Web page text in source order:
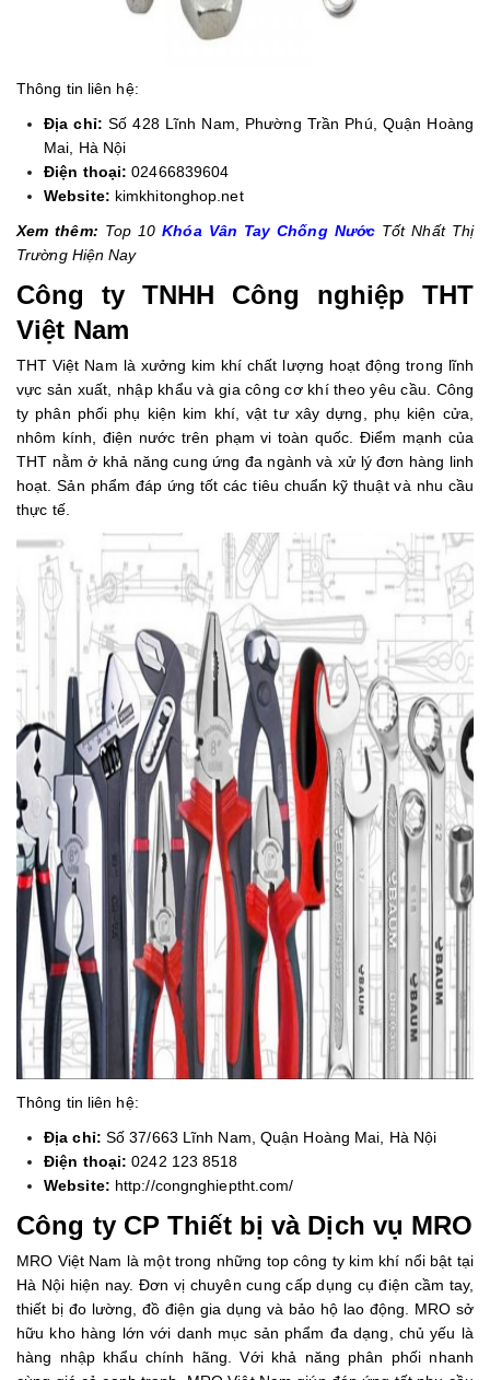
Thông tin liên hệ:
Địa chỉ: Số 428 Lĩnh Nam, Phường Trần Phú, Quận Hoàng
Mai, Hà Nội
Điện thoại: 02466839604
Website: kimkhitonghop.net
Xem thêm: Top 10Khóa Vân Tay Chống Nước Tốt Nhất Thị
Trường Hiện Nay
Công ty TNHH Công nghiệp THT
Việt Nam
THT Việt Nam là xưởng kim khí chất lượng hoạt động trong lĩnh
vực sản xuất, nhập khẩu và gia công cơ khí theo yêu cầu. Công
ty phân phối phụ kiện kim khí, vật tư xây dựng, phụ kiện cửa,
nhôm kính, điện nước trên phạm vi toàn quốc. Điểm mạnh của
THT nằm ở khả năng cung ứng đa ngành và xử lý đơn hàng linh
hoạt. Sản phẩm đáp ứng tốt các tiêu chuẩn kỹ thuật và nhu cầu
thực tế.
Thông tin liên hệ:
Địa chỉ: Số 37/663 Lĩnh Nam, Quận Hoàng Mai, Hà Nội
Điện thoại: 0242 123 8518
Website: http://congnghieptht.com/
Công ty CP Thiết bị và Dịch vụ MRO
MRO Việt Nam là một trong những top công ty kim khí nổi bật tại
Hà Nội hiện nay. Đơn vị chuyên cung cấp dụng cụ điện cầm tay,
thiết bị đo lường, đồ điện gia dụng và bảo hộ lao động. MRO sở
hữu kho hàng lớn với danh mục sản phẩm đa dạng, chủ yếu là
hàng nhập khẩu chính hãng. Với khả năng phân phối nhanh